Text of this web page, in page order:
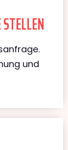
und